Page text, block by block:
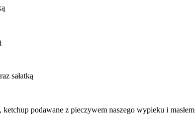
sałatką
podawane z pieczywem naszego wypieku i masłem